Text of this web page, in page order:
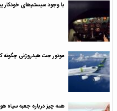
با وجود سیستم‌های خودکار
موتور جت هیدروژنی چگونه
همه چیز درباره جعبه سیاه